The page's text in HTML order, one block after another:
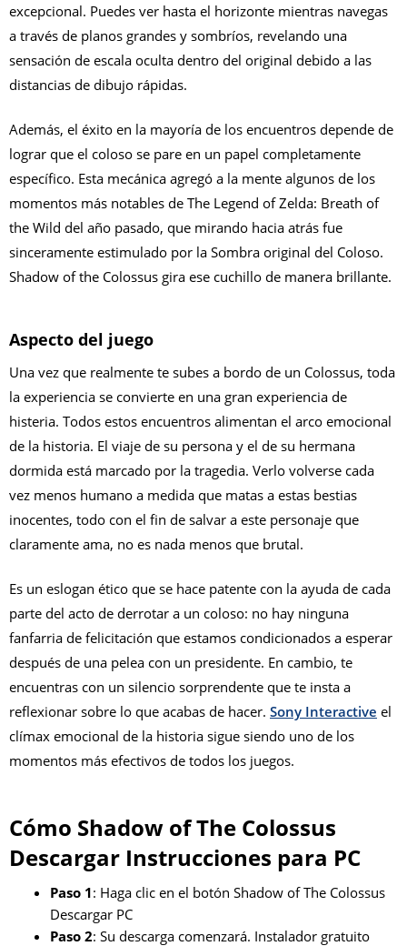
excepcional. Puedes ver hasta el horizonte mientras navegas
a través de planos grandes y sombríos, revelando una
sensación de escala oculta dentro del original debido a las
distancias de dibujo rápidas.
Además, el éxito en la mayoría de los encuentros depende de
lograr que el coloso se pare en un papel completamente
específico. Esta mecánica agregó a la mente algunos de los
momentos más notables de The Legend of Zelda: Breath of
the Wild del año pasado, que mirando hacia atrás fue
sinceramente estimulado por la Sombra original del Coloso.
Shadow of the Colossus gira ese cuchillo de manera brillante.
Aspecto del juego
Una vez que realmente te subes a bordo de un Colossus, toda
la experiencia se convierte en una gran experiencia de
histeria. Todos estos encuentros alimentan el arco emocional
de la historia. El viaje de su persona y el de su hermana
dormida está marcado por la tragedia. Verlo volverse cada
vez menos humano a medida que matas a estas bestias
inocentes, todo con el fin de salvar a este personaje que
claramente ama, no es nada menos que brutal.
Es un eslogan ético que se hace patente con la ayuda de cada
parte del acto de derrotar a un coloso: no hay ninguna
fanfarria de felicitación que estamos condicionados a esperar
después de una pelea con un presidente. En cambio, te
encuentras con un silencio sorprendente que te insta a
reflexionar sobre lo que acabas de hacer. Sony Interactive el
clímax emocional de la historia sigue siendo uno de los
momentos más efectivos de todos los juegos.
Cómo Shadow of The Colossus
Descargar Instrucciones para PC
Paso 1: Haga clic en el botón Shadow of The Colossus
Descargar PC
Paso 2: Su descarga comenzará. Instalador gratuito